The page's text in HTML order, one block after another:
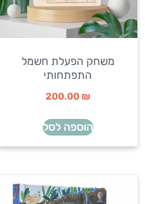
משחק הפעלת חשמל
התפתחותי
200.00 ₪
הוספה לסל